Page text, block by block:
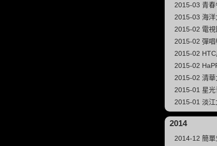
2015-03 青春
2015-03 海
2015-02 電
2015-02 彈
2015-02
2015-02
2015-02 清
2015-01 星
2015-01 淡
2014
2014-12 簡單